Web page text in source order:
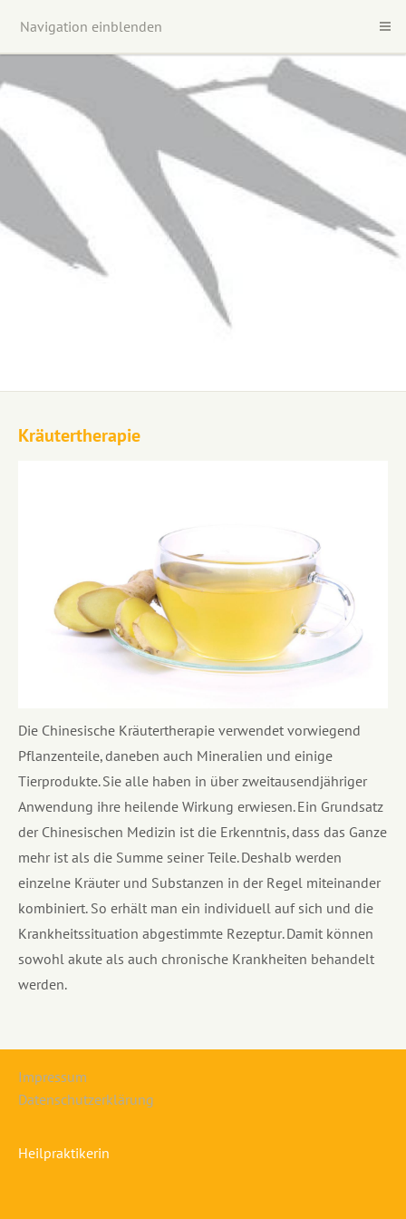
Navigation einblenden
Kräutertherapie
Die Chinesische Kräutertherapie verwendet vorwiegend
Pflanzenteile, daneben auch Mineralien und einige
Tierprodukte. Sie alle haben in über zweitausendjähriger
Anwendung ihre heilende Wirkung erwiesen. Ein Grundsatz
der Chinesischen Medizin ist die Erkenntnis, dass das Ganze
mehr ist als die Summe seiner Teile. Deshalb werden
einzelne Kräuter und Substanzen in der Regel miteinander
kombiniert. So erhält man ein individuell auf sich und die
Krankheitssituation abgestimmte Rezeptur. Damit können
sowohl akute als auch chronische Krankheiten behandelt
werden.
Impressum
Datenschutzerklärung
Heilpraktikerin